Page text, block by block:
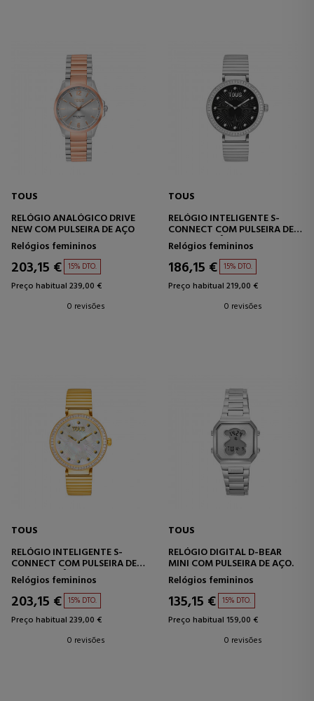
TOUS
RELÓGIO ANALÓGICO DRIVE
NEW COM PULSEIRA DE AÇO
Relógios femininos
203,15 € 15% DTO.
Preço habitual 239,00 €
0 revisões
TOUS
RELÓGIO INTELIGENTE S-
CONNECT COM PULSEIRA DE
AÇO E ZIRCÔNIA.
Relógios femininos
186,15 € 15% DTO.
Preço habitual 219,00 €
0 revisões
TOUS
RELÓGIO INTELIGENTE S-
CONNECT COM PULSEIRA DE
AÇO E ZIRCÔNIA.
Relógios femininos
203,15 € 15% DTO.
Preço habitual 239,00 €
0 revisões
TOUS
RELÓGIO DIGITAL D-BEAR
MINI COM PULSEIRA DE AÇO.
Relógios femininos
135,15 € 15% DTO.
Preço habitual 159,00 €
0 revisões